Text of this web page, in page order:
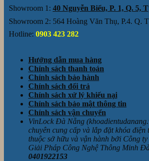
Showroom 1: 40 Nguyễn Biểu, P. 1, Q. 5,
Showroom 2: 564 Hoàng Văn Thụ, P.4. Q.
Hotline: 0903 423 282
Hướng dẫn mua hàng
Chính sách thanh toán
Chính sách bảo hành
Chính sách đổi trả
Chính sách xử lý khiếu nại
Chính sách bảo mật thông tin
Chính sách vận chuyển
VinLock Đà Nẵng
chuyên cung cấp và lắp đặt khóa
thuộc sở hữu và vận hành bởi Công
Giải Pháp Công Nghệ Thông Minh
0401922153